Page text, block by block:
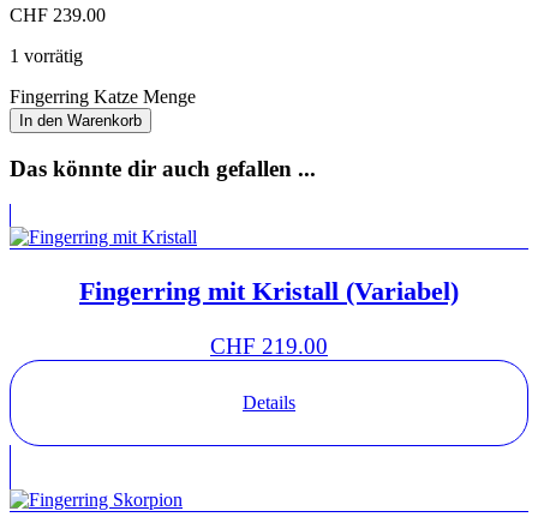
CHF 239.00
1 vorrätig
Fingerring Katze Menge
In den Warenkorb
Das könnte dir auch gefallen ...
Fingerring mit Kristall (Variabel)
CHF 219.00
Details